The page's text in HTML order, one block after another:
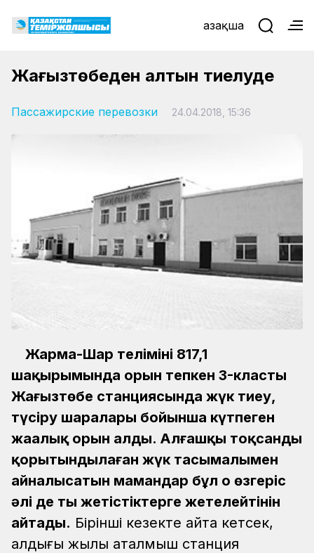
Қазақша
Жаңғызтөбеден алтын тиелуде
Пассажирские перевозки 24.04.2018, 15:36
Жарма-Шар телімінің 817,1
шақырымында орын тепкен 3-класты
Жаңғызтөбе станциясында жүк тиеу,
түсіру шаралары бойынша күтпеген
жаңалық орын алды. Алғашқы тоқсанды
қорытындылаған жүк тасымалымен
айналысатын мамандар бұл оң өзгеріс
әлі де тың жетістіктерге жетелейтінін
айтады. Бірінші кезекте айта кетсек,
алдыңғы жылы аталмыш станция